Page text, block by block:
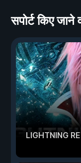
सपोर्ट किए
LIGHTNING